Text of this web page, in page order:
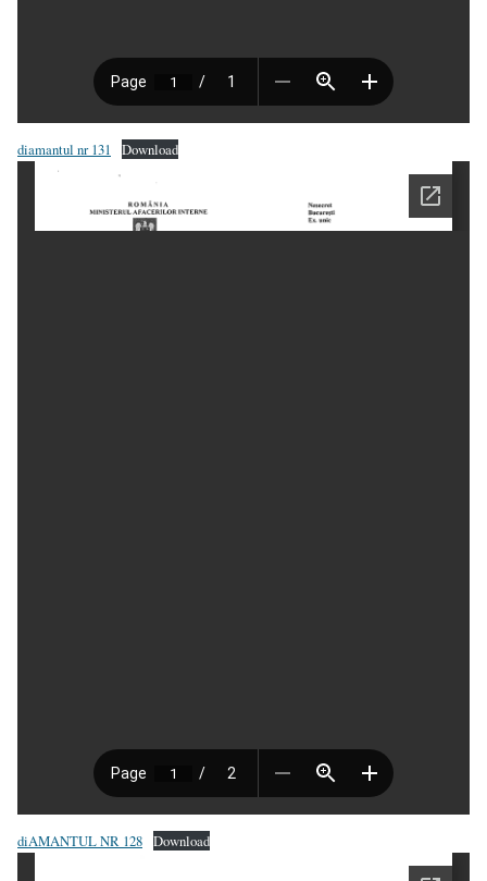
diamantul nr 131 Download
diAMANTUL NR 128 Download